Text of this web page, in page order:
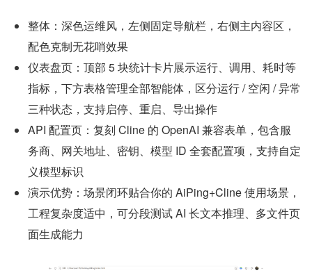
整体：深色运维风，左侧固定导航栏，右侧主内容区，
配色克制无花哨效果
仪表盘页：顶部 5 块统计卡片展示运行、调用、耗时等
指标，下方表格管理全部智能体，区分运行 / 空闲 / 异常
三种状态，支持启停、重启、导出操作
API 配置页：复刻 Cline 的 OpenAI 兼容表单，包含服
务商、网关地址、密钥、模型 ID 全套配置项，支持自定
义模型标识
演示优势：场景闭环贴合你的 AiPing+Cline 使用场景，
工程复杂度适中，可分段测试 AI 长文本推理、多文件页
面生成能力